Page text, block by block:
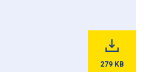
279 KB